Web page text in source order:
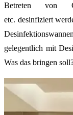
Betreten von
etc. desinfiziert
gelegentlich mit
Was das bringen